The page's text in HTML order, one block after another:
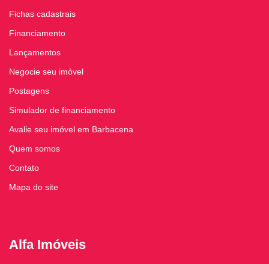
Fichas cadastrais
Financiamento
Lançamentos
Negocie seu imóvel
Postagens
Simulador de financiamento
Avalie seu imóvel em Barbacena
Quem somos
Contato
Mapa do site
Alfa Imóveis